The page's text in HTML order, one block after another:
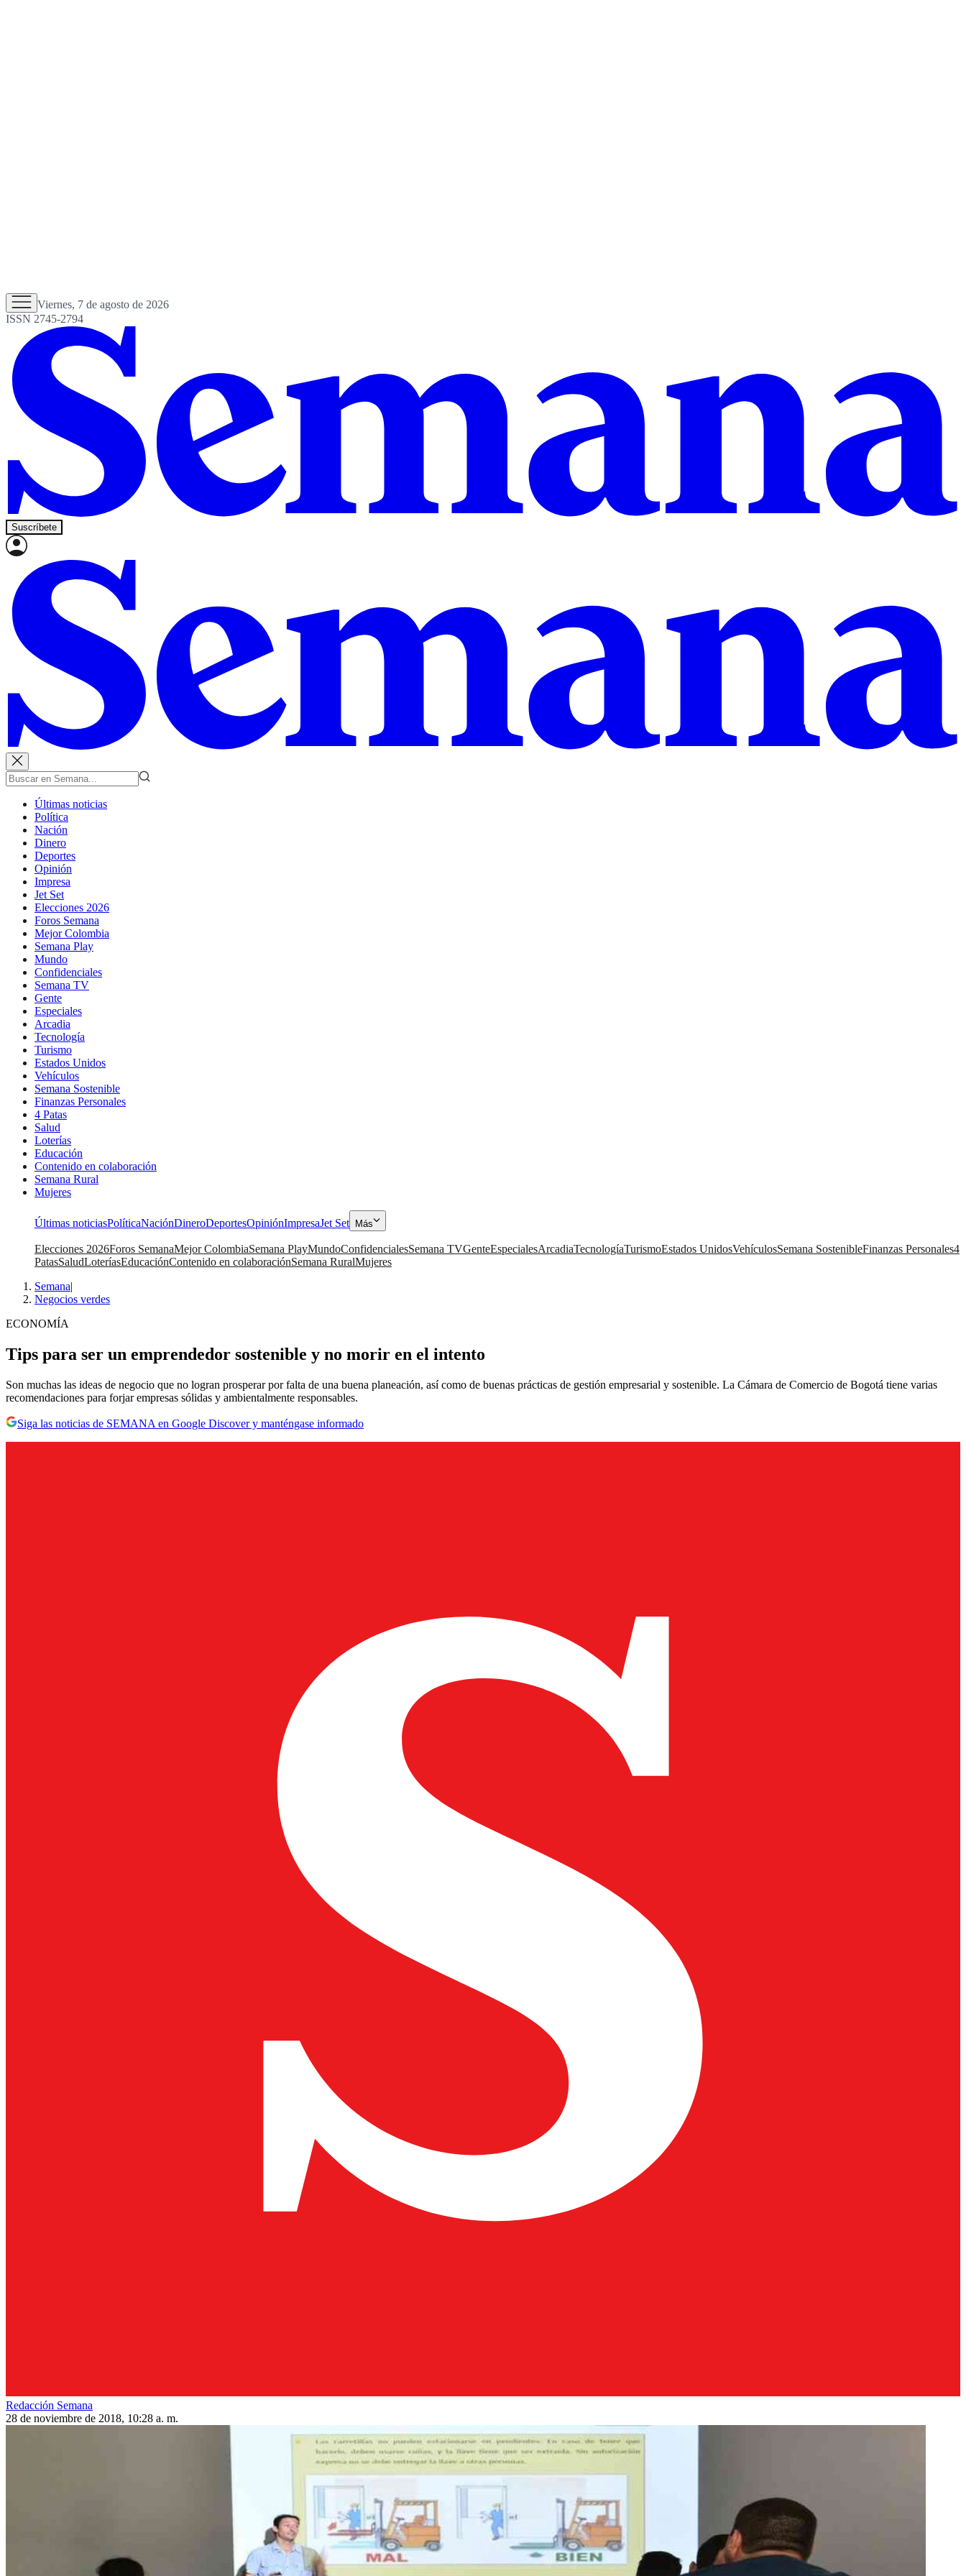
Viernes, 7 de agosto de 2026
ISSN 2745-2794
Suscríbete
Últimas noticias
Política
Nación
Dinero
Deportes
Opinión
Impresa
Jet Set
Elecciones 2026
Foros Semana
Mejor Colombia
Semana Play
Mundo
Confidenciales
Semana TV
Gente
Especiales
Arcadia
Tecnología
Turismo
Estados Unidos
Vehículos
Semana Sostenible
Finanzas Personales
4 Patas
Salud
Loterías
Educación
Contenido en colaboración
Semana Rural
Mujeres
Últimas noticiasPolíticaNaciónDineroDeportesOpiniónImpresaJet Set Más
Elecciones 2026Foros SemanaMejor ColombiaSemana PlayMundoConfidencialesSemana TVGenteEspecialesArcadiaTecnologíaTurismoEstados UnidosVehículosSemana SostenibleFinanzas Personales4
PatasSaludLoteríasEducaciónContenido en colaboraciónSemana RuralMujeres
Semana|
Negocios verdes
ECONOMÍA
Tips para ser un emprendedor sostenible y no morir en el intento
Son muchas las ideas de negocio que no logran prosperar por falta de una buena planeación, así como de buenas prácticas de gestión empresarial y sostenible. La Cámara de Comercio de Bogotá tiene varias
recomendaciones para forjar empresas sólidas y ambientalmente responsables.
Siga las noticias de SEMANA en Google Discover y manténgase informado
Redacción Semana
28 de noviembre de 2018, 10:28 a. m.